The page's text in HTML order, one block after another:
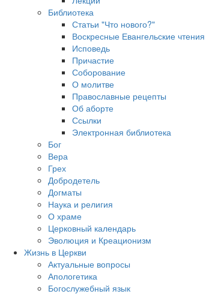
Библиотека
Статьи "Что нового?"
Воскресные Евангельские чтения
Исповедь
Причастие
Соборование
О молитве
Православные рецепты
Об аборте
Ссылки
Электронная библиотека
Бог
Вера
Грех
Добродетель
Догматы
Наука и религия
О храме
Церковный календарь
Эволюция и Креационизм
Жизнь в Церкви
Актуальные вопросы
Апологетика
Богослужебный язык